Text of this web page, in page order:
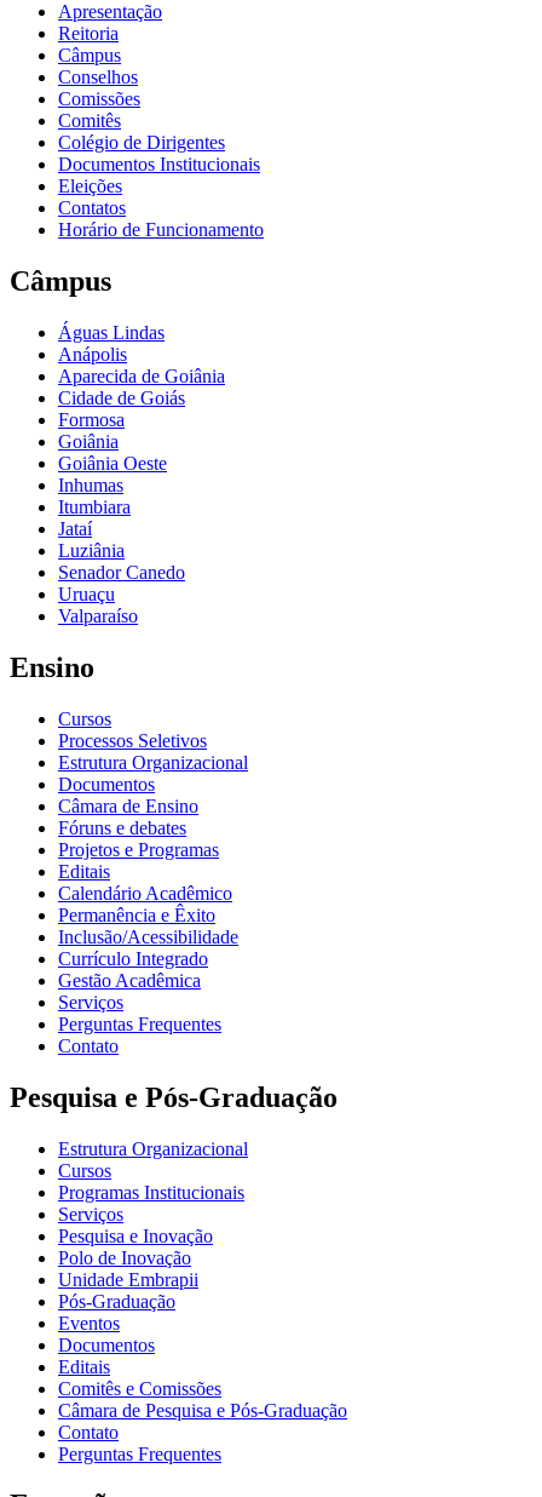
Apresentação
Reitoria
Câmpus
Conselhos
Comissões
Comitês
Colégio de Dirigentes
Documentos Institucionais
Eleições
Contatos
Horário de Funcionamento
Câmpus
Águas Lindas
Anápolis
Aparecida de Goiânia
Cidade de Goiás
Formosa
Goiânia
Goiânia Oeste
Inhumas
Itumbiara
Jataí
Luziânia
Senador Canedo
Uruaçu
Valparaíso
Ensino
Cursos
Processos Seletivos
Estrutura Organizacional
Documentos
Câmara de Ensino
Fóruns e debates
Projetos e Programas
Editais
Calendário Acadêmico
Permanência e Êxito
Inclusão/Acessibilidade
Currículo Integrado
Gestão Acadêmica
Serviços
Perguntas Frequentes
Contato
Pesquisa e Pós-Graduação
Estrutura Organizacional
Cursos
Programas Institucionais
Serviços
Pesquisa e Inovação
Polo de Inovação
Unidade Embrapii
Pós-Graduação
Eventos
Documentos
Editais
Comitês e Comissões
Câmara de Pesquisa e Pós-Graduação
Contato
Perguntas Frequentes